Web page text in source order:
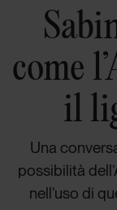
come
il
Una
possibilità
nell’uso di